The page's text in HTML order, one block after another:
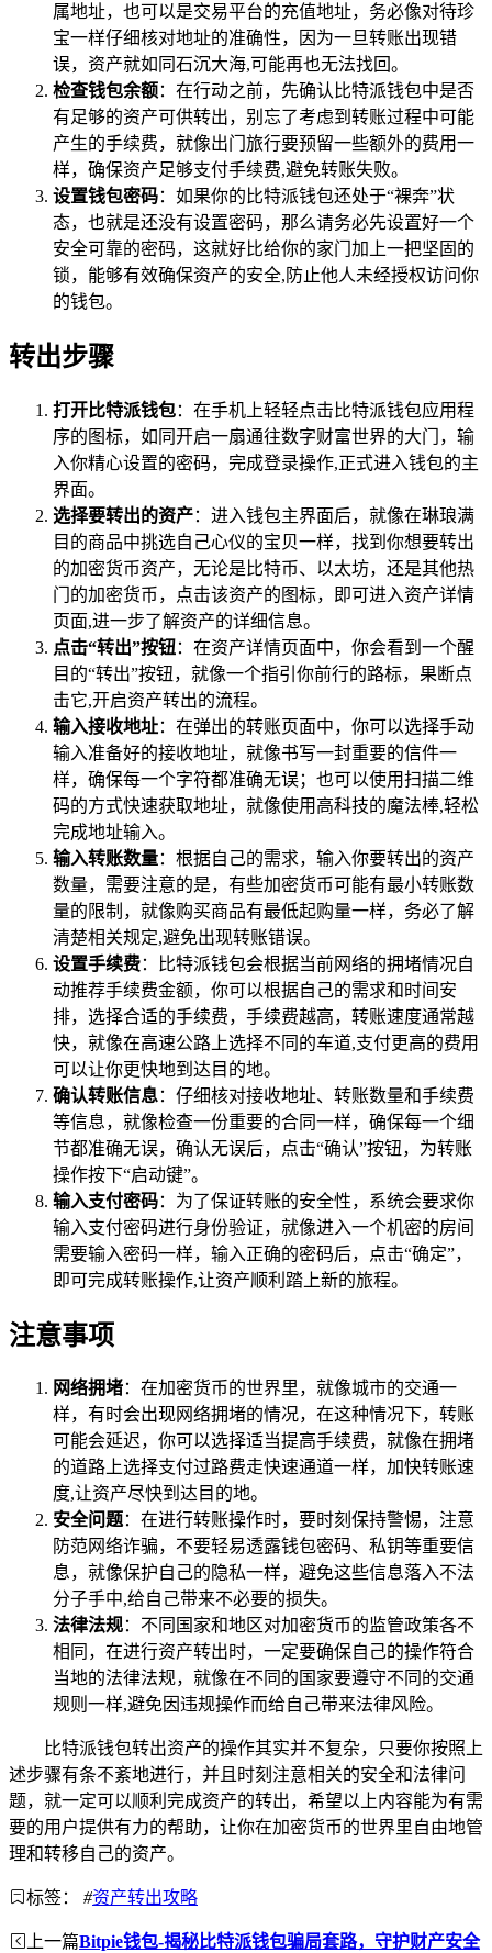
属地址，也可以是交易平台的充值地址，务必像对待珍
宝一样仔细核对地址的准确性，因为一旦转账出现错
误，资产就如同石沉大海,可能再也无法找回。
检查钱包余额：在行动之前，先确认比特派钱包中是否
有足够的资产可供转出，别忘了考虑到转账过程中可能
产生的手续费，就像出门旅行要预留一些额外的费用一
样，确保资产足够支付手续费,避免转账失败。
设置钱包密码：如果你的比特派钱包还处于“裸奔”状
态，也就是还没有设置密码，那么请务必先设置好一个
安全可靠的密码，这就好比给你的家门加上一把坚固的
锁，能够有效确保资产的安全,防止他人未经授权访问你
的钱包。
转出步骤
打开比特派钱包：在手机上轻轻点击比特派钱包应用程
序的图标，如同开启一扇通往数字财富世界的大门，输
入你精心设置的密码，完成登录操作,正式进入钱包的主
界面。
选择要转出的资产：进入钱包主界面后，就像在琳琅满
目的商品中挑选自己心仪的宝贝一样，找到你想要转出
的加密货币资产，无论是比特币、以太坊，还是其他热
门的加密货币，点击该资产的图标，即可进入资产详情
页面,进一步了解资产的详细信息。
点击“转出”按钮：在资产详情页面中，你会看到一个醒
目的“转出”按钮，就像一个指引你前行的路标，果断点
击它,开启资产转出的流程。
输入接收地址：在弹出的转账页面中，你可以选择手动
输入准备好的接收地址，就像书写一封重要的信件一
样，确保每一个字符都准确无误；也可以使用扫描二维
码的方式快速获取地址，就像使用高科技的魔法棒,轻松
完成地址输入。
输入转账数量：根据自己的需求，输入你要转出的资产
数量，需要注意的是，有些加密货币可能有最小转账数
量的限制，就像购买商品有最低起购量一样，务必了解
清楚相关规定,避免出现转账错误。
设置手续费：比特派钱包会根据当前网络的拥堵情况自
动推荐手续费金额，你可以根据自己的需求和时间安
排，选择合适的手续费，手续费越高，转账速度通常越
快，就像在高速公路上选择不同的车道,支付更高的费用
可以让你更快地到达目的地。
确认转账信息：仔细核对接收地址、转账数量和手续费
等信息，就像检查一份重要的合同一样，确保每一个细
节都准确无误，确认无误后，点击“确认”按钮，为转账
操作按下“启动键”。
输入支付密码：为了保证转账的安全性，系统会要求你
输入支付密码进行身份验证，就像进入一个机密的房间
需要输入密码一样，输入正确的密码后，点击“确定”，
即可完成转账操作,让资产顺利踏上新的旅程。
注意事项
网络拥堵：在加密货币的世界里，就像城市的交通一
样，有时会出现网络拥堵的情况，在这种情况下，转账
可能会延迟，你可以选择适当提高手续费，就像在拥堵
的道路上选择支付过路费走快速通道一样，加快转账速
度,让资产尽快到达目的地。
安全问题：在进行转账操作时，要时刻保持警惕，注意
防范网络诈骗，不要轻易透露钱包密码、私钥等重要信
息，就像保护自己的隐私一样，避免这些信息落入不法
分子手中,给自己带来不必要的损失。
法律法规：不同国家和地区对加密货币的监管政策各不
相同，在进行资产转出时，一定要确保自己的操作符合
当地的法律法规，就像在不同的国家要遵守不同的交通
规则一样,避免因违规操作而给自己带来法律风险。
比特派钱包转出资产的操作其实并不复杂，只要你按照上
述步骤有条不紊地进行，并且时刻注意相关的安全和法律问
题，就一定可以顺利完成资产的转出，希望以上内容能为有需
要的用户提供有力的帮助，让你在加密货币的世界里自由地管
理和转移自己的资产。
标签： #资产转出攻略
上一篇Bitpie钱包-揭秘比特派钱包骗局套路，守护财产安全